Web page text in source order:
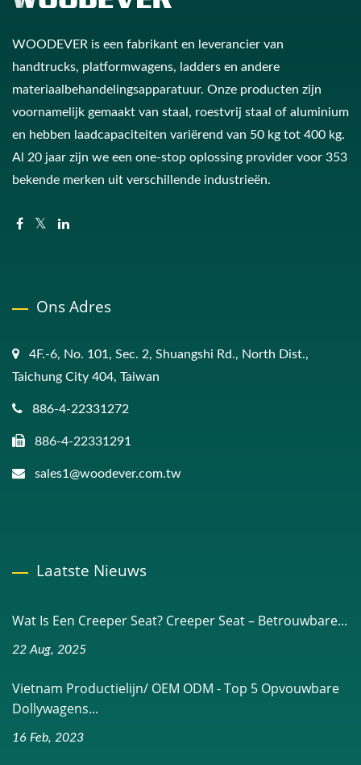
WOODEVER is een fabrikant en leverancier van
handtrucks, platformwagens, ladders en andere
materiaalbehandelingsapparatuur. Onze producten zijn
voornamelijk gemaakt van staal, roestvrij staal of aluminium
en hebben laadcapaciteiten variërend van 50 kg tot 400 kg.
Al 20 jaar zijn we een one-stop oplossing provider voor 353
bekende merken uit verschillende industrieën.
Ons Adres
4F.-6, No. 101, Sec. 2, Shuangshi Rd., North Dist.,
Taichung City 404, Taiwan
886-4-22331272
886-4-22331291
sales1@woodever.com.tw
Laatste Nieuws
Wat Is Een Creeper Seat? Creeper Seat – Betrouwbare...
22 Aug, 2025
Vietnam Productielijn/ OEM ODM - Top 5 Opvouwbare
Dollywagens...
16 Feb, 2023